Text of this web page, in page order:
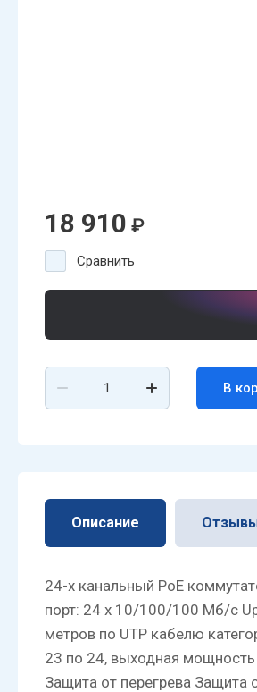
18 910 ₽
Сравнить
В
Описание
24-х канальный PoE
порт: 24 х 10/100/100 Мб/с
метров по UTP кабелю
23 по 24, выходная
Защита от перегрева Защита